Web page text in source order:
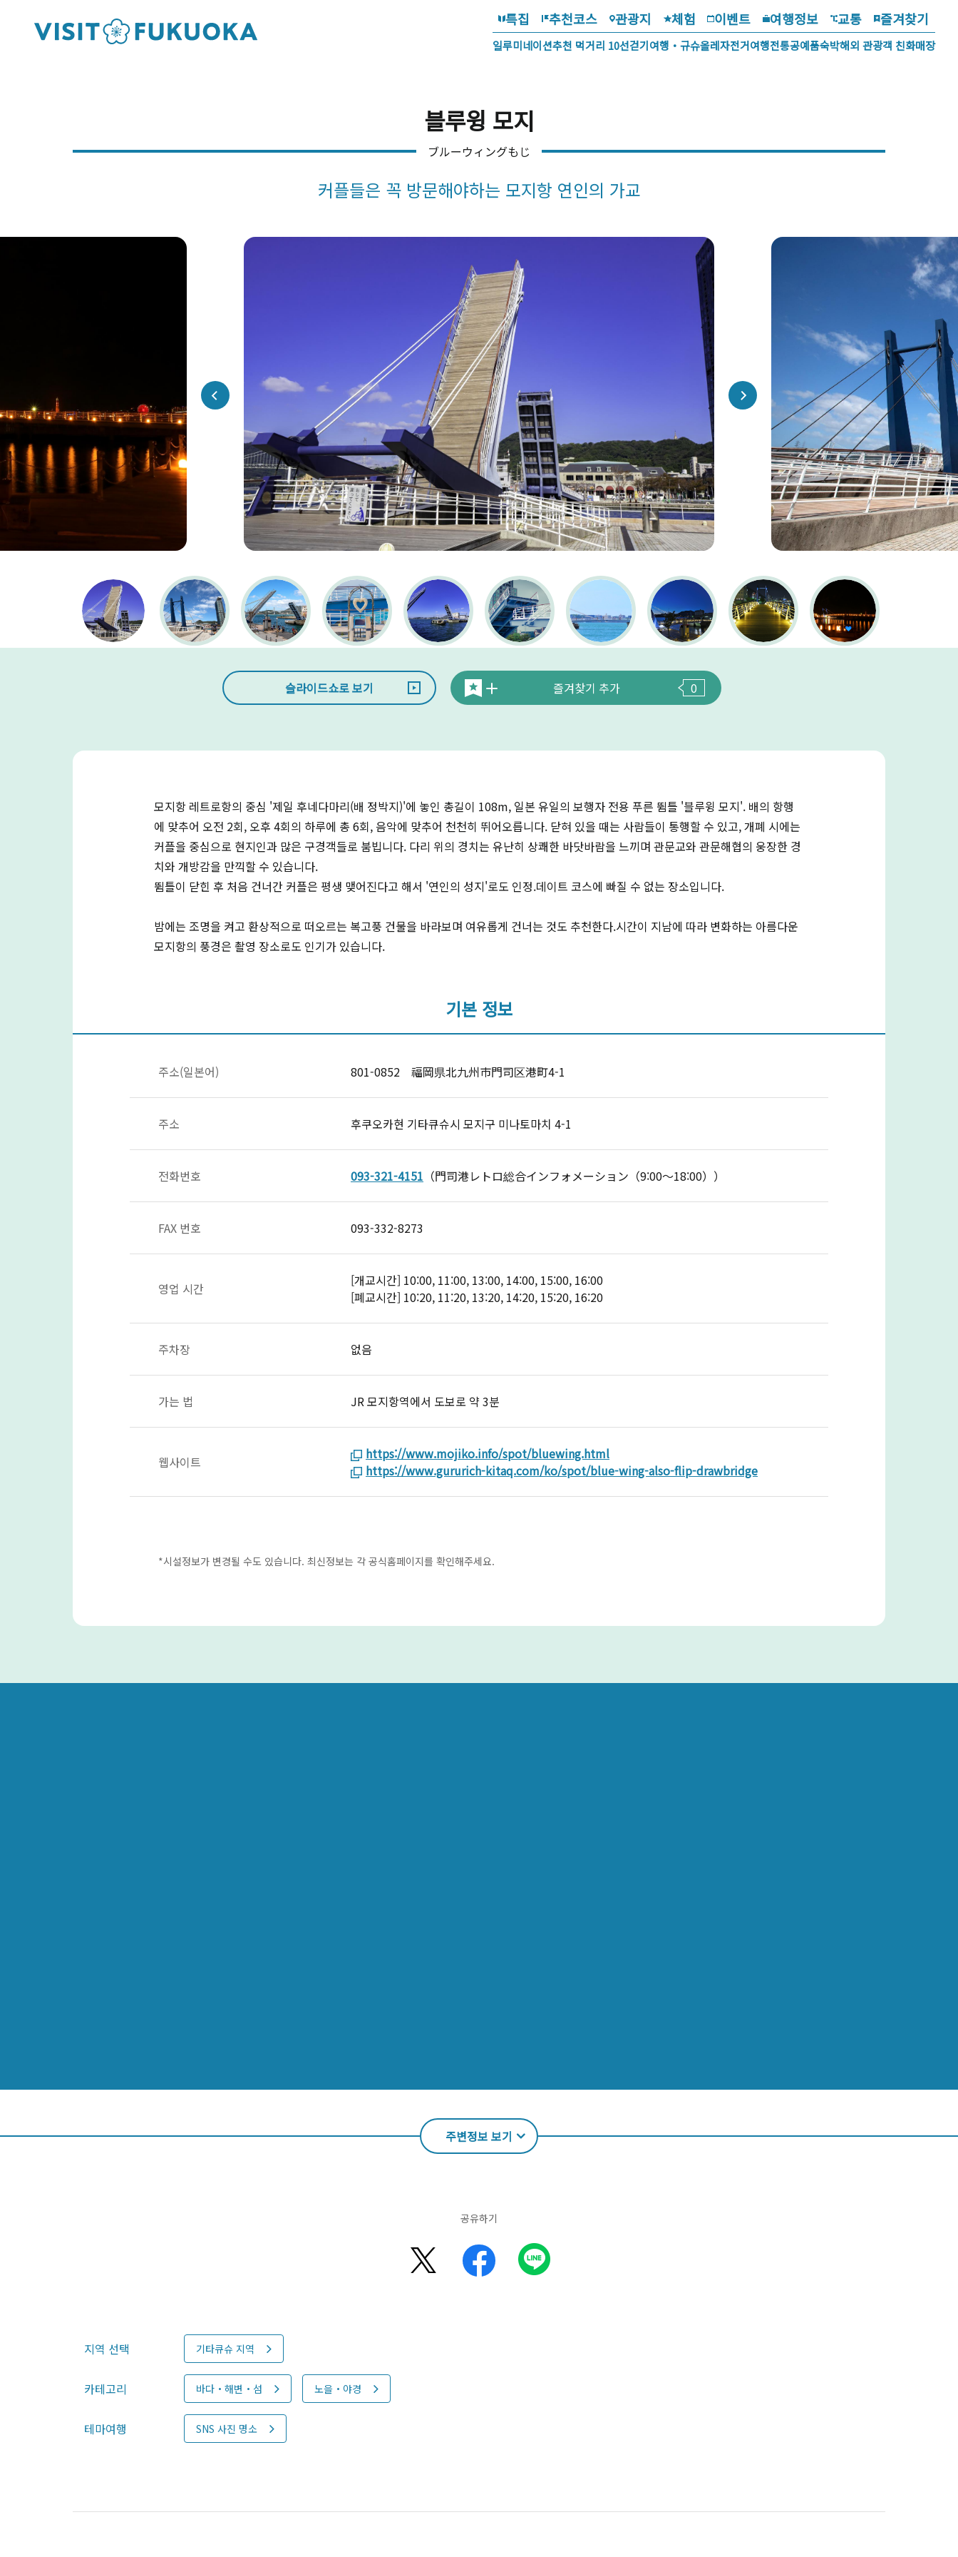
특집 추천코스 관광지 체험 이벤트 여행정보 교통 즐겨찾기
일루미네이션추천 먹거리 10선걷기여행・규슈올레자전거여행전통공예품숙박해외 관광객 친화매장
블루윙 모지
ブルーウィングもじ
커플들은 꼭 방문해야하는 모지항 연인의 가교
슬라이드쇼로 보기 즐겨찾기 추가 0
모지항 레트로항의 중심 '제일 후네다마리(배 정박지)'에 놓인 총길이 108m, 일본 유일의 보행자 전용 푸른 뜀틀 '블루윙 모지'. 배의 항행
에 맞추어 오전 2회, 오후 4회의 하루에 총 6회, 음악에 맞추어 천천히 뛰어오릅니다. 닫혀 있을 때는 사람들이 통행할 수 있고, 개폐 시에는
커플을 중심으로 현지인과 많은 구경객들로 붐빕니다. 다리 위의 경치는 유난히 상쾌한 바닷바람을 느끼며 관문교와 관문해협의 웅장한 경
치와 개방감을 만끽할 수 있습니다.
뜀틀이 닫힌 후 처음 건너간 커플은 평생 맺어진다고 해서 '연인의 성지'로도 인정.데이트 코스에 빠질 수 없는 장소입니다.
밤에는 조명을 켜고 환상적으로 떠오르는 복고풍 건물을 바라보며 여유롭게 건너는 것도 추천한다.시간이 지남에 따라 변화하는 아름다운
모지항의 풍경은 촬영 장소로도 인기가 있습니다.
기본 정보
주소(일본어) 801-0852 福岡県北九州市門司区港町4-1
주소 후쿠오카현 기타큐슈시 모지구 미나토마치 4-1
전화번호 093-321-4151 （門司港レトロ総合インフォメーション（9:00〜18:00））
FAX 번호 093-332-8273
영업 시간
[개교시간] 10:00, 11:00, 13:00, 14:00, 15:00, 16:00
[폐교시간] 10:20, 11:20, 13:20, 14:20, 15:20, 16:20
주차장 없음
가는 법 JR 모지항역에서 도보로 약 3분
웹사이트
https://www.mojiko.info/spot/bluewing.html
https://www.gururich-kitaq.com/ko/spot/blue-wing-also-flip-drawbridge
*시설정보가 변경될 수도 있습니다. 최신정보는 각 공식홈페이지를 확인해주세요.
주변정보 보기
공유하기
지역 선택 기타큐슈 지역
카테고리 바다・해변・섬 노을・야경
테마여행 SNS 사진 명소